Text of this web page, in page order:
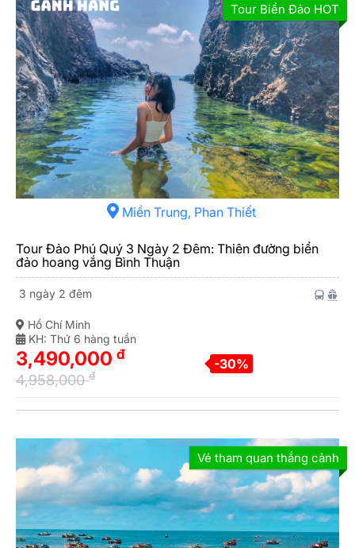
Tour Biển Đảo HOT
Miền Trung, Phan Thiết
Tour Đảo Phú Quý 3 Ngày 2 Đêm: Thiên đường biển
đảo hoang vắng Bình Thuận
3 ngày 2 đêm
Hồ Chí Minh
KH: Thứ 6 hàng tuần
3,490,000 đ
4,958,000đ
-30%
Vé tham quan thắng cảnh